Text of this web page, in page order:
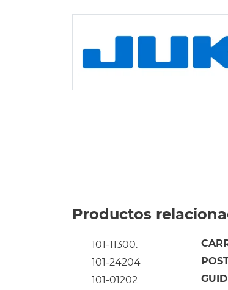
Productos
101-11300.
101-24204
101-01202